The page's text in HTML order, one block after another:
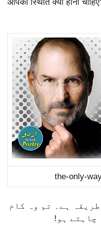
the-only-
ہے۔ تم وہ کام
چاہتے ہو!